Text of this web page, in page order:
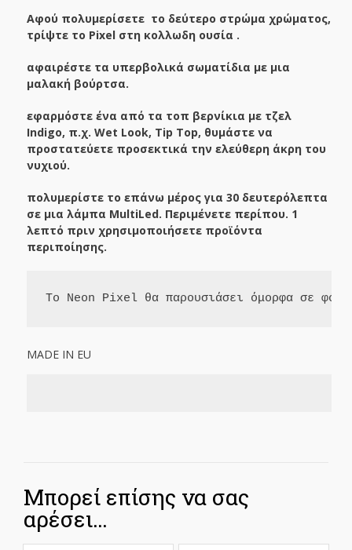
Αφού πολυμερίσετε το δεύτερο στρώμα χρώματος,
τρίψτε το Pixel στη κολλωδη ουσία .
αφαιρέστε τα υπερβολικά σωματίδια με μια
μαλακή βούρτσα.
εφαρμόστε ένα από τα τοπ βερνίκια με τζελ
Indigo, π.χ. Wet Look, Tip Top, θυμάστε να
προστατεύετε προσεκτικά την ελεύθερη άκρη του
νυχιού.
πολυμερίστε το επάνω μέρος για 30 δευτερόλεπτα
σε μια λάμπα MultiLed. Περιμένετε περίπου. 1
λεπτό πριν χρησιμοποιήσετε προϊόντα
περιποίησης.
Το Neon Pixel θα παρουσιάσει όμορφα σε
MADE IN EU
Μπορεί επίσης να σας
αρέσει…